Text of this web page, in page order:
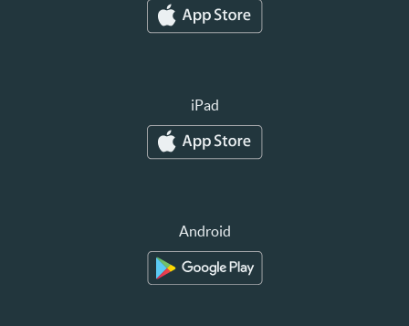
iPad
Android